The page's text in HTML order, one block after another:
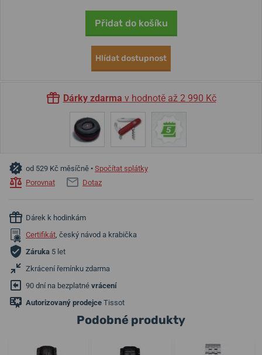
Přidat do košíku
Hlídat dostupnost
Dárky zdarma v hodnotě až 2 990 Kč
od 529 Kč měsíčně • Spočítat splátky
Porovnat
Dotaz
Dárek k hodinkám
Certifikát, český návod a krabička
Záruka 5 let
Zkrácení řemínku zdarma
90 dní na bezplatné vrácení
Autorizovaný prodejce Tissot
Podobné produkty